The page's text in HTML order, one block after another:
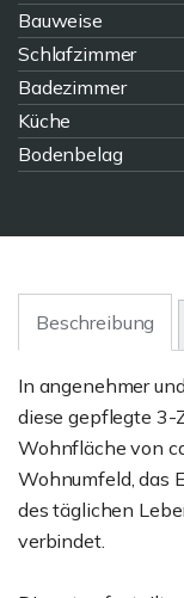
Bauweise
Schlafzimmer
Badezimmer
Küche
Bodenbelag
Beschreibung
In angenehmer
diese gepflegte 3-
Wohnfläche von
Wohnumfeld, das
des täglichen
verbindet.